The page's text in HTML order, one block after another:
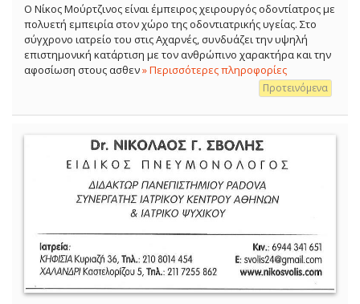
Ο Νίκος Μούρτζινος είναι έμπειρος χειρουργός οδοντίατρος με
πολυετή εμπειρία στον χώρο της οδοντιατρικής υγείας. Στο
σύγχρονο ιατρείο του στις Αχαρνές, συνδυάζει την υψηλή
επιστημονική κατάρτιση με τον ανθρώπινο χαρακτήρα και την
αφοσίωση στους ασθεν» Περισσότερες πληροφορίες
Προτεινόμενα